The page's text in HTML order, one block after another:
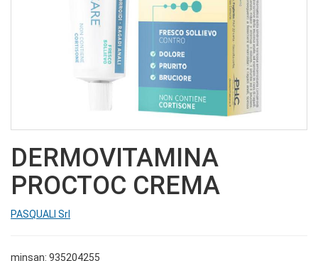
DERMOVITAMINA
PROCTOC CREMA
PASQUALI Srl
minsan: 935204255